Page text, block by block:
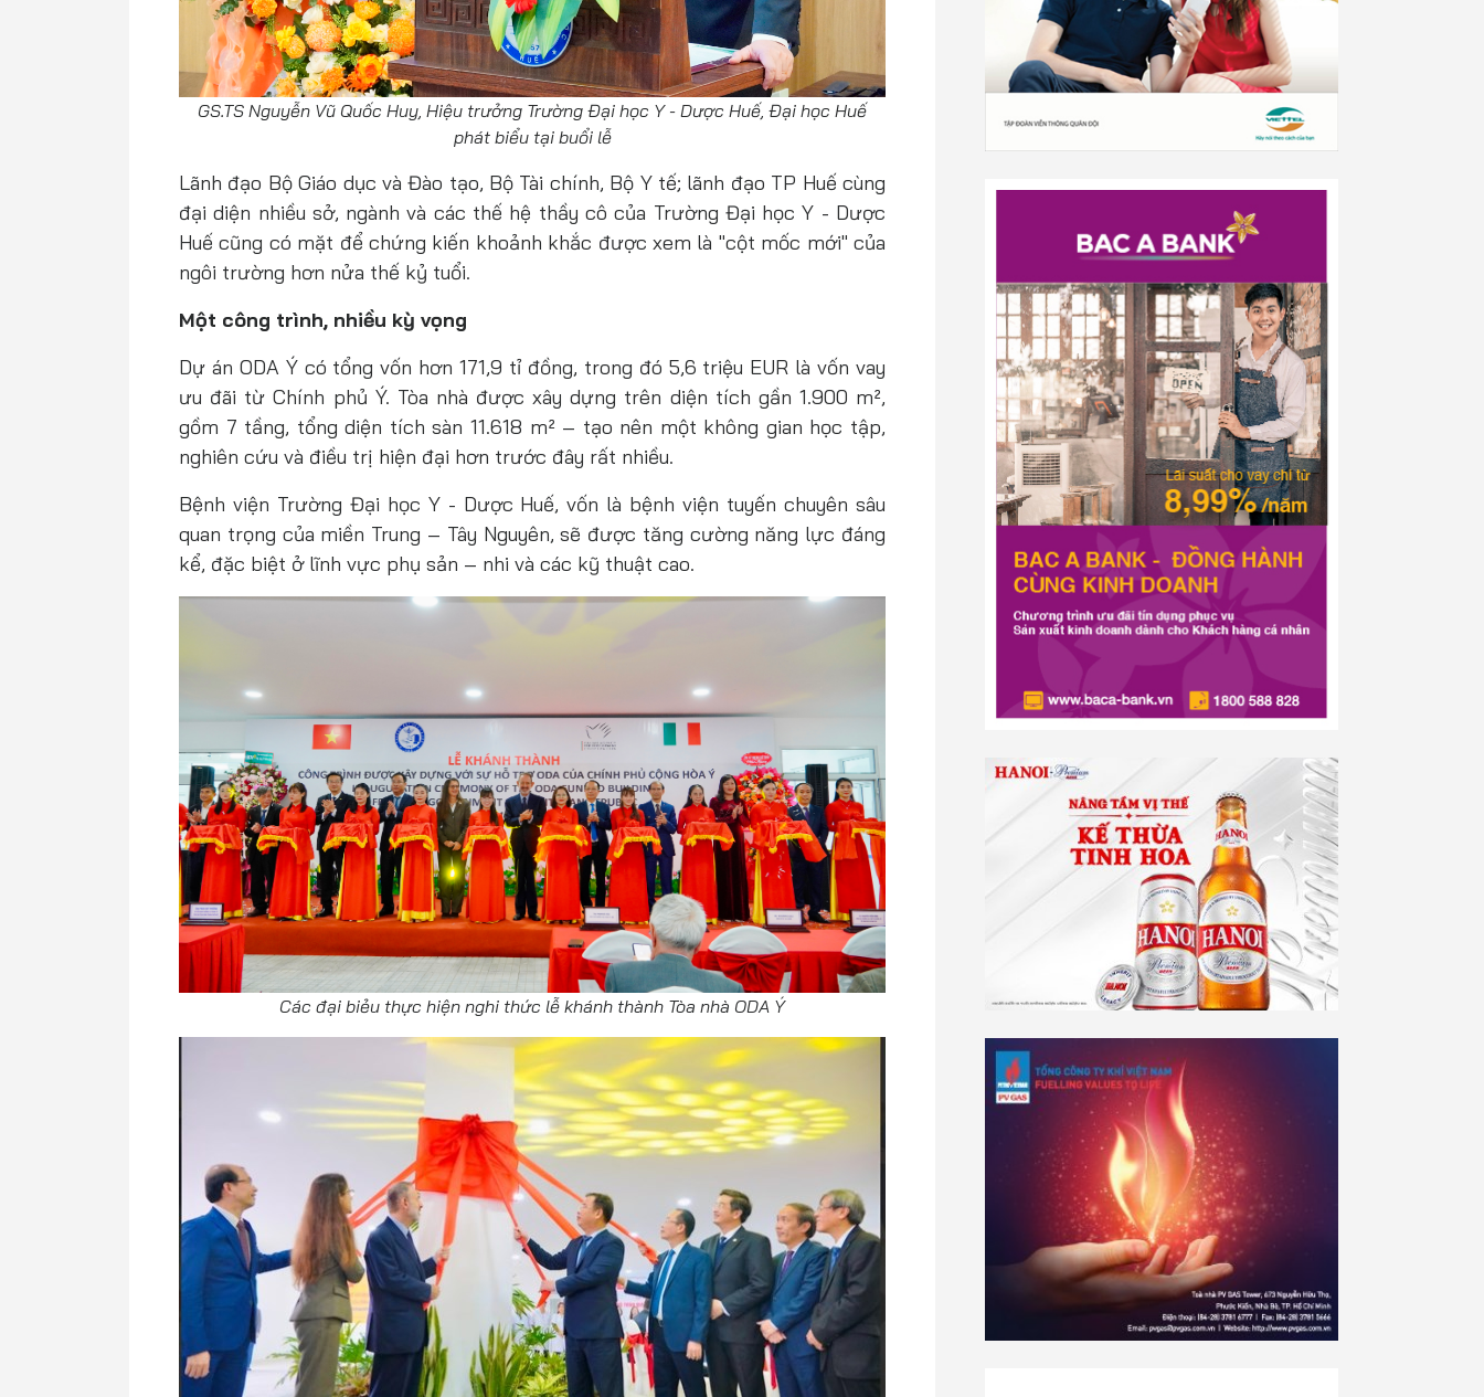
GS.TS Nguyễn Vũ Quốc Huy, Hiệu trưởng Trường Đại học Y - Dược Huế, Đại học Huế
phát biểu tại buổi lễ
Lãnh đạo Bộ Giáo dục và Đào tạo, Bộ Tài chính, Bộ Y tế; lãnh đạo TP Huế cùng
đại diện nhiều sở, ngành và các thế hệ thầy cô của Trường Đại học Y - Dược
Huế cũng có mặt để chứng kiến khoảnh khắc được xem là "cột mốc mới" của
ngôi trường hơn nửa thế kỷ tuổi.
Một công trình, nhiều kỳ vọng
Dự án ODA Ý có tổng vốn hơn 171,9 tỉ đồng, trong đó 5,6 triệu EUR là vốn vay
ưu đãi từ Chính phủ Ý. Tòa nhà được xây dựng trên diện tích gần 1.900 m²,
gồm 7 tầng, tổng diện tích sàn 11.618 m² – tạo nên một không gian học tập,
nghiên cứu và điều trị hiện đại hơn trước đây rất nhiều.
Bệnh viện Trường Đại học Y - Dược Huế, vốn là bệnh viện tuyến chuyên sâu
quan trọng của miền Trung – Tây Nguyên, sẽ được tăng cường năng lực đáng
kể, đặc biệt ở lĩnh vực phụ sản – nhi và các kỹ thuật cao.
Các đại biẻu thực hiện nghi thức lễ khánh thành Tòa nhà ODA Ý